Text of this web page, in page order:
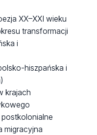
XX–XXI wieku
transformacji
i
hiszpańska i
krajach
migracyjna